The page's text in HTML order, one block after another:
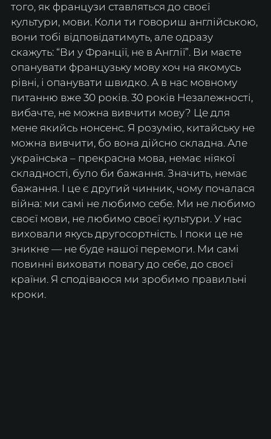
того, як французи ставляться до своєї
культури, мови. Коли ти говориш англійською,
вони тобі відповідатимуть, але одразу
скажуть: “Ви у Франції, не в Англії”. Ви маєте
опанувати французьку мову хоч на якомусь
рівні, і опанувати швидко. А в нас мовному
питанню вже 30 років. 30 років Незалежності,
вибачте, не можна вивчити мову? Це для
мене якийсь нонсенс. Я розумію, китайську не
можна вивчити, бо вона дійсно складна. Але
українська – прекрасна мова, немає ніякої
складності, було би бажання. Значить, немає
бажання. І це є другий чинник, чому почалася
війна: ми самі не любимо себе. Ми не любимо
своєї мови, не любимо своєї культури. У нас
виховали якусь другосортність. І поки це не
зникне — не буде нашої перемоги. Ми самі
повинні виховати повагу до себе, до своєї
країни. Я сподіваюся ми зробимо правильні
кроки.